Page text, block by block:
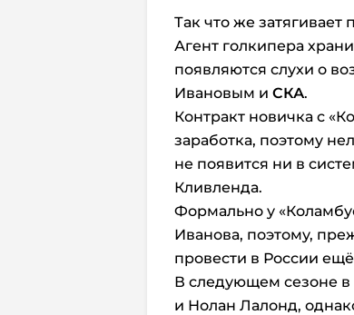
Так что же затягивает
Агент голкипера
появляются слухи о
Ивановым и СКА.
Контракт новичка с
заработка, поэтому
не появится ни в
Кливленда.
Формально у
Иванова, поэтому,
провести в России
В следующем сезоне в
и Нолан Лалонд,